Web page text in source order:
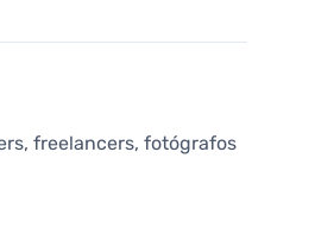
freelancers, fotógrafos